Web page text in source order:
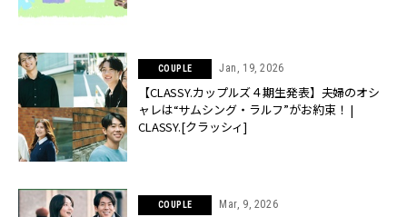
COUPLE Jan, 19, 2026
【CLASSY.カップルズ４期生発表】夫婦のオシ
ャレは“サムシング・ラルフ”がお約束！ |
CLASSY.[クラッシィ]
COUPLE Mar, 9, 2026